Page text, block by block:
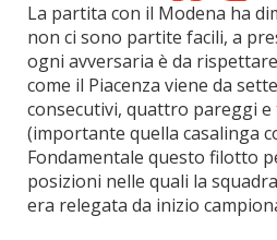
La partita con il Modena ha
non ci sono partite facili, a
ogni avversaria è da
come il Piacenza viene da
consecutivi, quattro pareggi
(importante quella casalinga
Fondamentale questo filotto
posizioni nelle quali la
era relegata da inizio